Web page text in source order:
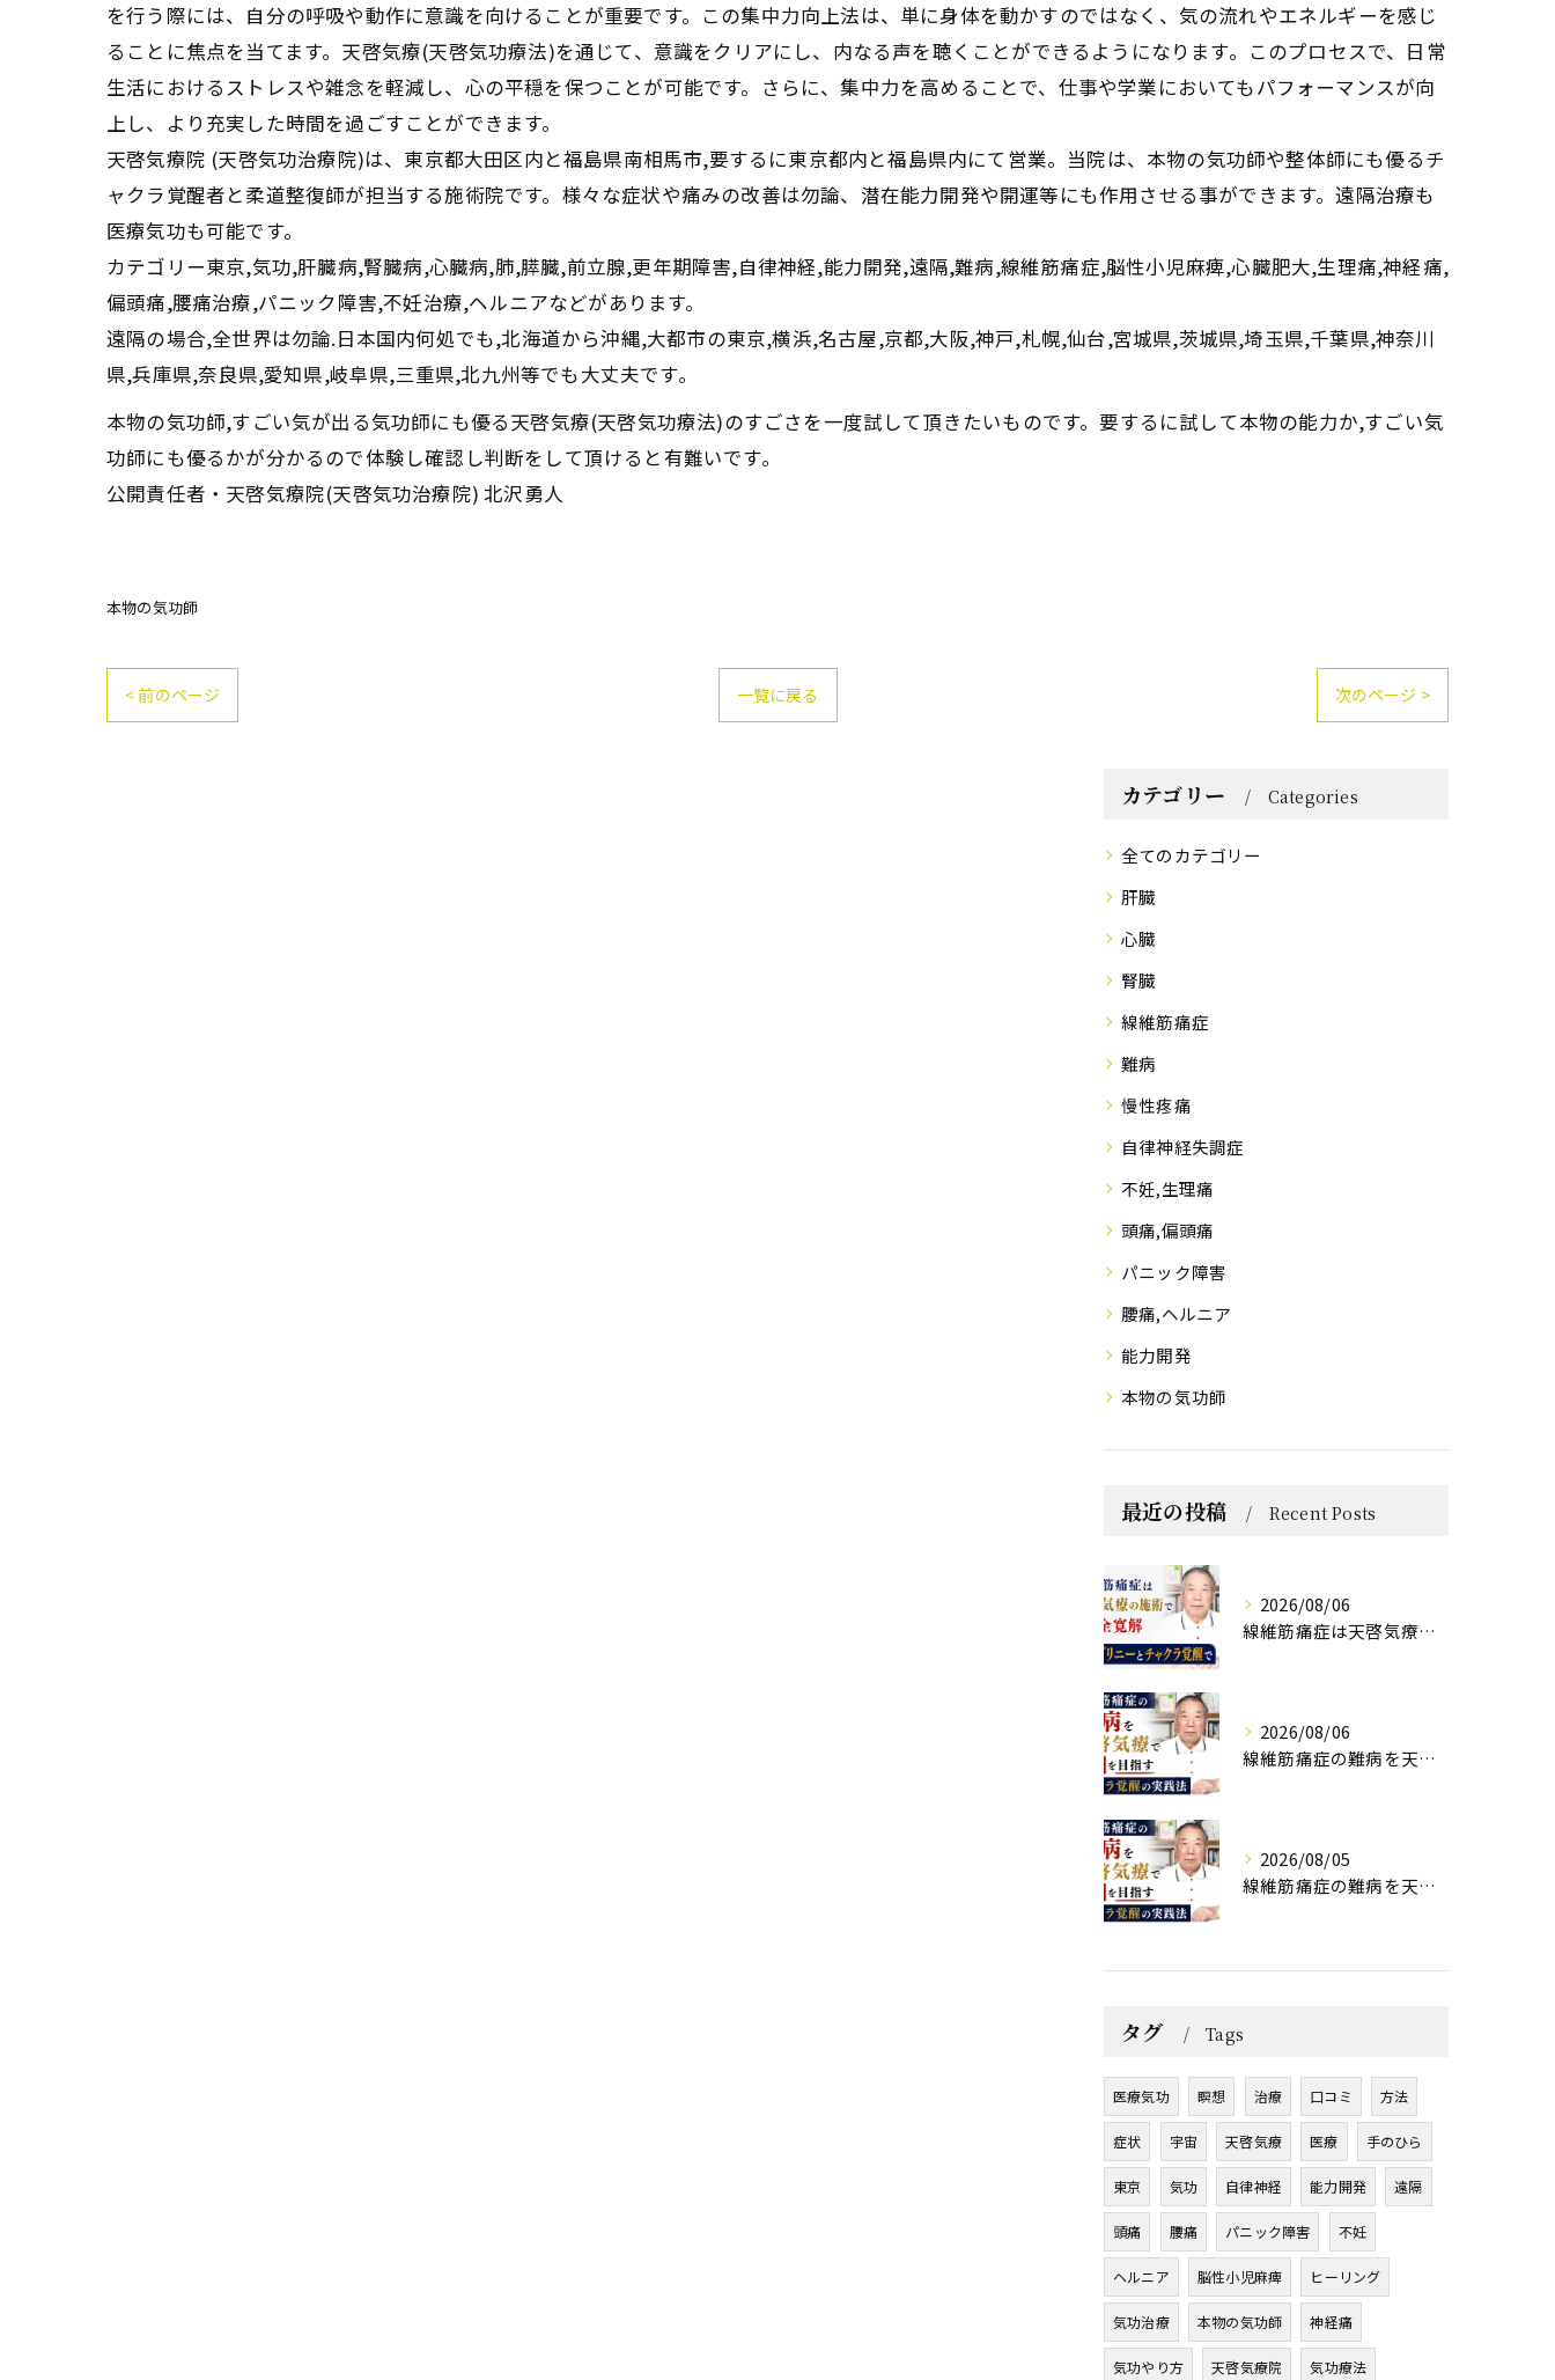
を行う際には、自分の呼吸や動作に意識を向けることが重要です。この集中力向上法は、単に身体を動かすのではなく、気の流れやエネルギーを感じ
ることに焦点を当てます。天啓気療(天啓気功療法)を通じて、意識をクリアにし、内なる声を聴くことができるようになります。このプロセスで、日常
生活におけるストレスや雑念を軽減し、心の平穏を保つことが可能です。さらに、集中力を高めることで、仕事や学業においてもパフォーマンスが向
上し、より充実した時間を過ごすことができます。
天啓気療院 (天啓気功治療院)は、東京都大田区内と福島県南相馬市,要するに東京都内と福島県内にて営業。当院は、本物の気功師や整体師にも優るチ
ャクラ覚醒者と柔道整復師が担当する施術院です。様々な症状や痛みの改善は勿論、潜在能力開発や開運等にも作用させる事ができます。遠隔治療も
医療気功も可能です。
カテゴリー東京,気功,肝臓病,腎臓病,心臓病,肺,膵臓,前立腺,更年期障害,自律神経,能力開発,遠隔,難病,線維筋痛症,脳性小児麻痺,心臓肥大,生理痛,神経痛,
偏頭痛,腰痛治療,パニック障害,不妊治療,ヘルニアなどがあります。
遠隔の場合,全世界は勿論.日本国内何処でも,北海道から沖縄,大都市の東京,横浜,名古屋,京都,大阪,神戸,札幌,仙台,宮城県,茨城県,埼玉県,千葉県,神奈川
県,兵庫県,奈良県,愛知県,岐阜県,三重県,北九州等でも大丈夫です。
本物の気功師,すごい気が出る気功師にも優る天啓気療(天啓気功療法)のすごさを一度試して頂きたいものです。要するに試して本物の能力か,すごい気
功師にも優るかが分かるので体験し確認し判断をして頂けると有難いです。
公開責任者・天啓気療院(天啓気功治療院) 北沢勇人
本物の気功師
< 前のページ 一覧に戻る 次のページ >
カテゴリー Categories
全てのカテゴリー
肝臓
心臓
腎臓
線維筋痛症
難病
慢性疼痛
自律神経失調症
不妊,生理痛
頭痛,偏頭痛
パニック障害
腰痛,ヘルニア
能力開発
本物の気功師
最近の投稿 Recent Posts
2026/08/06
線維筋痛症は天啓気療の施術で完全寛解 クンダリニーとチャクラ覚醒で
2026/08/06
線維筋痛症の難病を天啓気療で寛解を目指すチャクラ覚醒の実践法
2026/08/05
線維筋痛症の難病を天啓気療で寛解を目指すチャクラ覚醒の実践法
タグ Tags
医療気功 瞑想 治療 口コミ 方法
症状 宇宙 天啓気療 医療 手のひら
東京 気功 自律神経 能力開発 遠隔
頭痛 腰痛 パニック障害 不妊
ヘルニア 脳性小児麻痺 ヒーリング
気功治療 本物の気功師 神経痛
気功やり方 天啓気療院 気功療法